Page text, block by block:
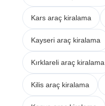
Kars araç kiralama
Kayseri araç kiralama
Kırklareli araç kiralama
Kilis araç kiralama